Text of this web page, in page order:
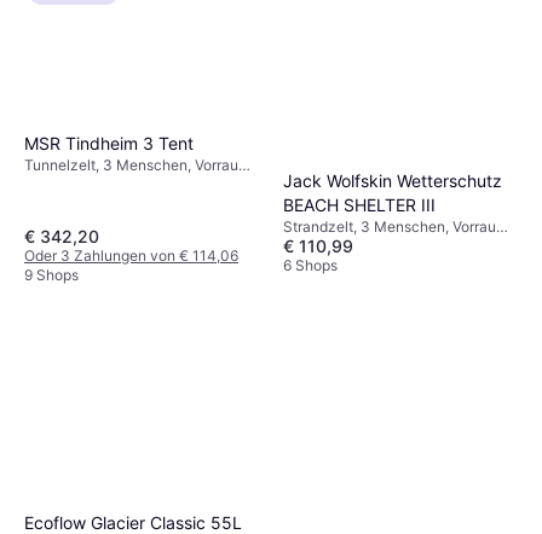
MSR Tindheim 3 Tent
Tunnelzelt, 3 Menschen, Vorraum,
€ 342,20
Oder 3 Zahlungen von € 114,06
9 Shops
Jack Wolfskin Wetterschutz
BEACH SHELTER III
Strandzelt, 3 Menschen, Vorraum,
4-Jahreszeiten-Zelt, Belüftung
€ 110,99
6 Shops
Ecoflow Glacier Classic 55L